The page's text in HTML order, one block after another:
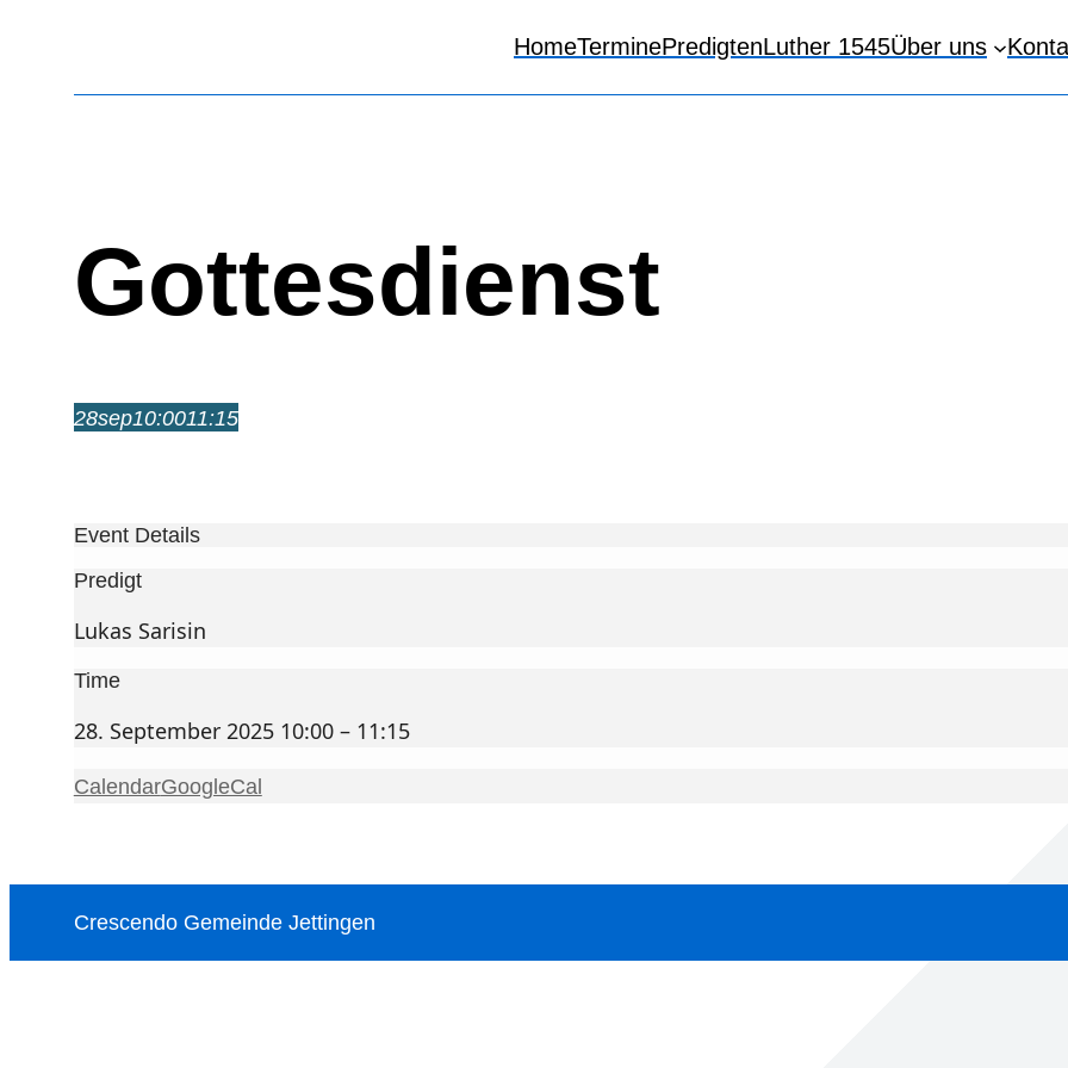
HomeTerminePredigtenLuther 1545Über uns
Gottesdienst
28sep10:0011:15
Event Details
Predigt
Lukas Sarisin
Time
28. September 2025 10:00 – 11:15
CalendarGoogleCal
Crescendo Gemeinde Jettingen